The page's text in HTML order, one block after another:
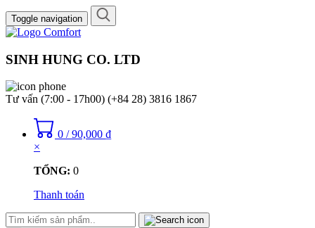
Toggle navigation
SINH HUNG CO. LTD
Tư vấn (7:00 - 17h00) (+84 28) 3816 1867
0 / 90,000 ₫
×
TỔNG: 0
Thanh toán